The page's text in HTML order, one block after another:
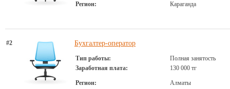
Регион: Караганда
#2 Бухгалтер-оператор
Тип работы:
Полная занятость
Заработная плата:
130 000 тг
Регион: Алматы